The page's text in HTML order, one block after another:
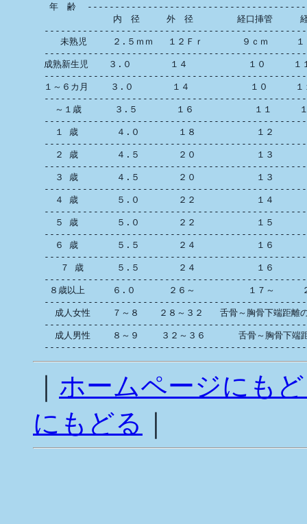
年　齢
　内　径　　　外　径        経口挿管
未熟児　   ２.５ｍｍ 　１２Ｆｒ       ９ｃｍ
成熟新生児 　 ３.０       １４           １０
１～６カ月    ３.０       １４           １０
～１歳      ３.５       １６           １１
１ 歳       ４.０       １８           １２
２ 歳       ４.５       ２０           １３
３ 歳       ４.５       ２０           １３
４ 歳       ５.０       ２２           １４
５ 歳       ５.０       ２２           １５
６ 歳       ５.５       ２４           １６
７ 歳      ５.５       ２４           １６
８歳以上     ６.０      ２６～        　１７～
成人女性    ７～８ 　 ２８～３２   舌骨～胸骨下端距離
成人男性    ８～９    ３２～３６
ホームページにも
にもどる